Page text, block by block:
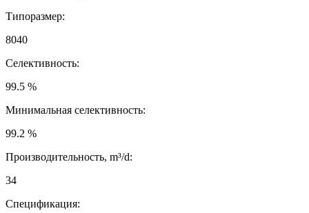
Типоразмер:
8040
Селективность:
99.5 %
Минимальная селективность:
99.2 %
Производительность, m³/d:
34
Спецификация: